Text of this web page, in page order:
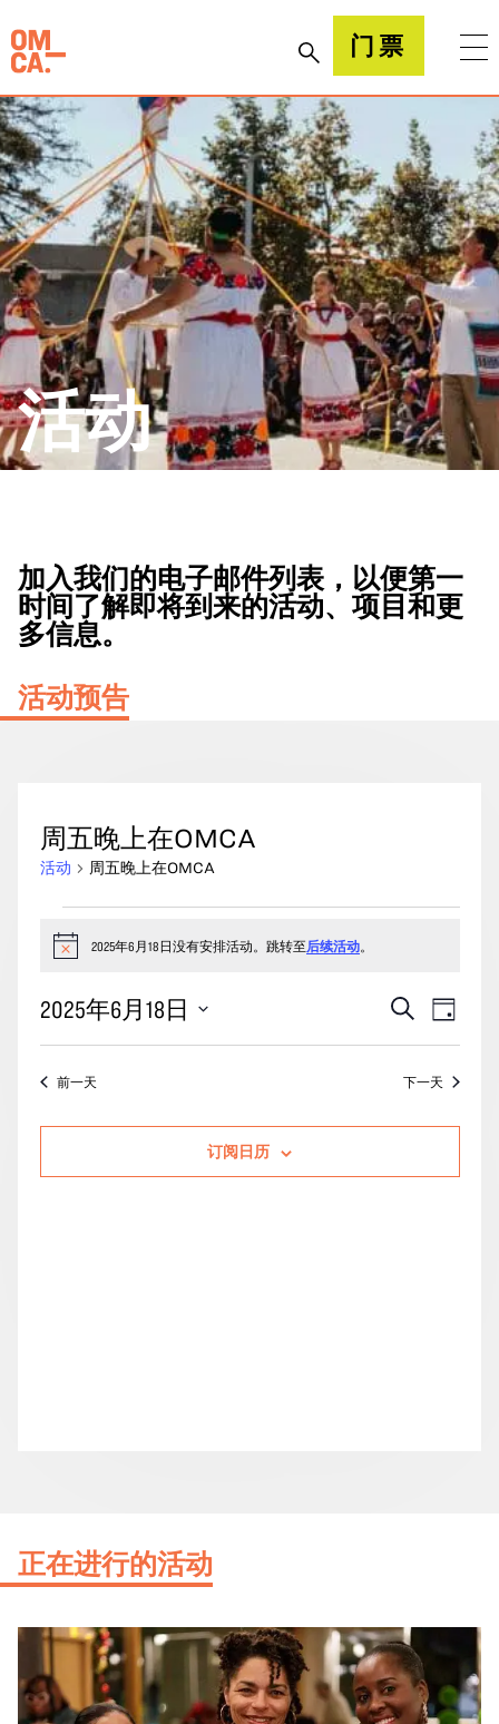
到
内
容
加州奥克兰博物馆(OMCA) 门票
活动
加入我们的电子邮件列表，以便第一
时间了解即将到来的活动、项目和更
多信息。
活动预告
周五晚上在OMCA
活动 周五晚上在OMCA
年
月
18
日
动
通
2025年6月18日没有安排活动。跳转至后续活动。
活
动
搜
索
和
搜
事
件
视
导
天
2025年6月18日
日
前一天 下一天
订阅日历
正在进行的活动